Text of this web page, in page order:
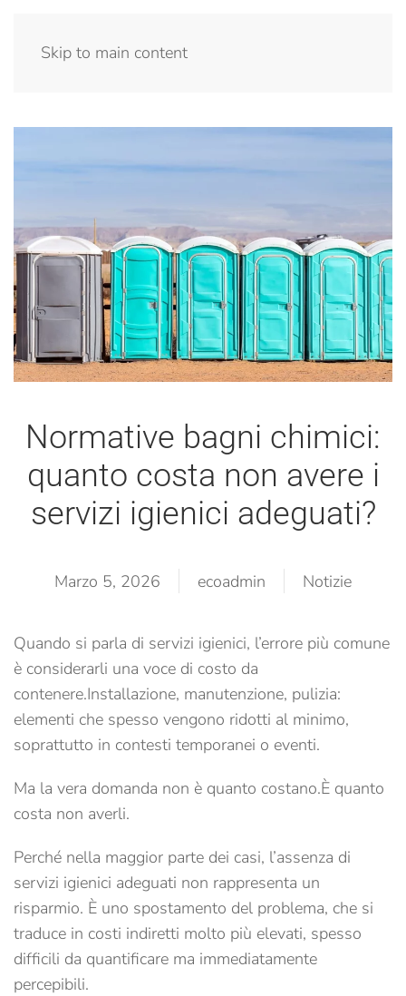
Skip to main content
Normative bagni chimici:
quanto costa non avere i
servizi igienici adeguati?
Marzo 5, 2026 ecoadmin Notizie
Quando si parla di servizi igienici, l’errore più comune
è considerarli una voce di costo da
contenere.Installazione, manutenzione, pulizia:
elementi che spesso vengono ridotti al minimo,
soprattutto in contesti temporanei o eventi.
Ma la vera domanda non è quanto costano.È quanto
costa non averli.
Perché nella maggior parte dei casi, l’assenza di
servizi igienici adeguati non rappresenta un
risparmio. È uno spostamento del problema, che si
traduce in costi indiretti molto più elevati, spesso
difficili da quantificare ma immediatamente
percepibili.